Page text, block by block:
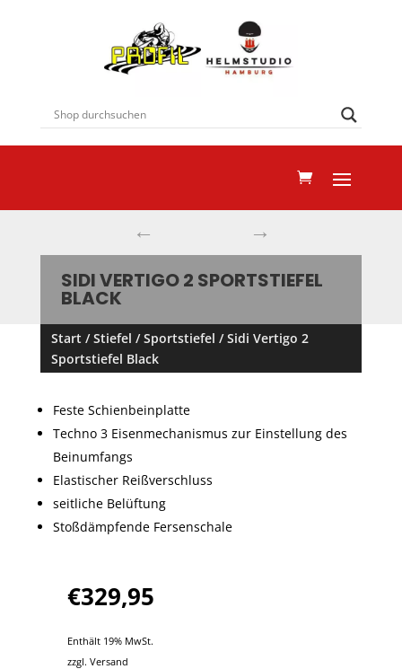
← →
SIDI VERTIGO 2 SPORTSTIEFEL
BLACK
Start /Stiefel /Sportstiefel / Sidi Vertigo 2
Sportstiefel Black
Feste Schienbeinplatte
Techno 3 Eisenmechanismus zur Einstellung des
Beinumfangs
Elastischer Reißverschluss
seitliche Belüftung
Stoßdämpfende Fersenschale
€329,95
Enthält 19% MwSt.
zzgl. Versand